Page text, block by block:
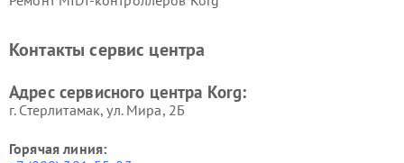
Контакты сервис центра
Адрес сервисного центра Korg:
г. Стерлитамак, ул. Мира, 2Б
Горячая линия: